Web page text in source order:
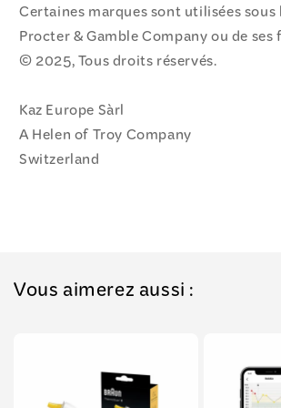
Certaines marques sont utilisées sous
Procter & Gamble Company ou de ses
© 2025, Tous droits réservés.
Kaz Europe Sàrl
A Helen of Troy Company
Switzerland
Vous aimerez aussi :